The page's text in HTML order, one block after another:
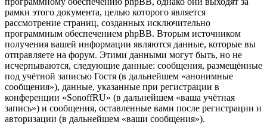
рамки этого документа, целью которого является
рассмотрение страниц, созданных исключительно
программным обеспечением phpBB. Вторым источником
получения вашей информации являются данные, которые вы
отправляете на форум. Этими данными могут быть, но не
исчерпываются, следующие данные: сообщения, размещённые
под учётной записью Гостя (в дальнейшем «анонимные
сообщения»), данные, указанные при регистрации в
конференции «SonoffRU» (в дальнейшем «ваша учётная
запись») и сообщения, оставленные вами после регистрации и
авторизации (в дальнейшем «ваши сообщения»).